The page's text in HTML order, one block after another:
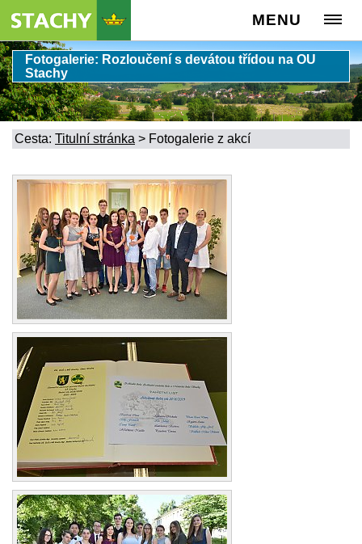
MENU
Fotogalerie: Rozloučení s devátou třídou na OU
Stachy
Cesta: Titulní stránka > Fotogalerie z akcí